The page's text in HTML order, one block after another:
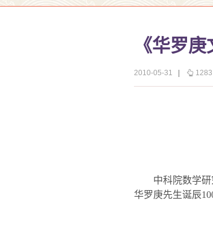
《华罗
2010-05-31 1283
中科院数学
华罗庚先生诞辰